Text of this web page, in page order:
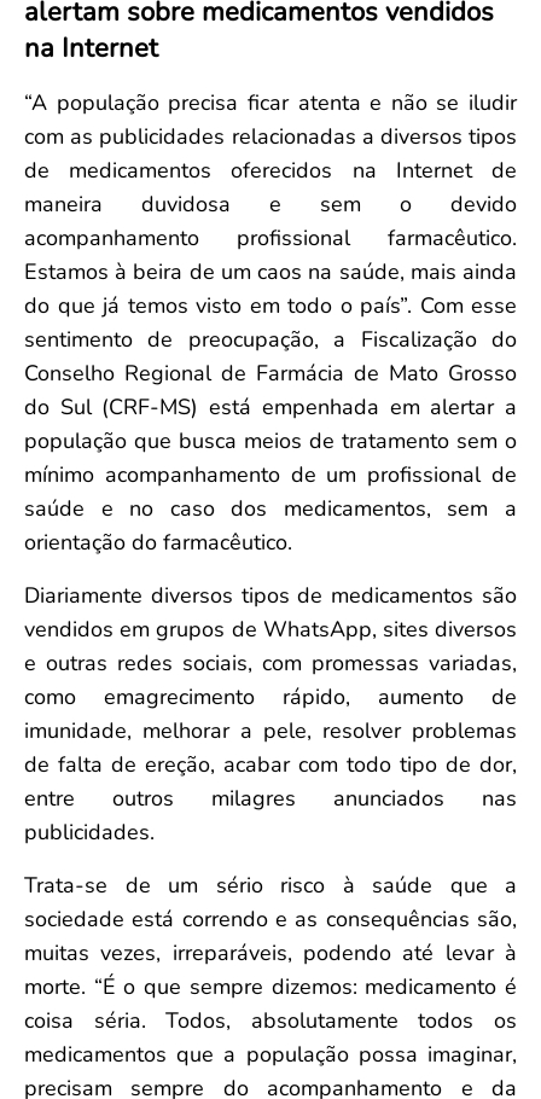
Convenção Coletiva 2025/2026 – Piso salarial Farmácias e Drogaria
Consulta de Farmacêuticos e Estabelecimentos Inscritos no CRF/MS
Saúde Pública e Indígena
Calendário Eleitoral
Candidatos
Votação
Dúvidas Frequentes
Eleições Anteriores
alertam sobre medicamentos vendidos
na Internet
“A população precisa ficar atenta e não se iludir
com as publicidades relacionadas a diversos tipos
de medicamentos oferecidos na Internet de
maneira duvidosa e sem o devido
acompanhamento profissional farmacêutico.
Estamos à beira de um caos na saúde, mais ainda
do que já temos visto em todo o país”. Com esse
sentimento de preocupação, a Fiscalização do
Conselho Regional de Farmácia de Mato Grosso
do Sul (CRF-MS) está empenhada em alertar a
população que busca meios de tratamento sem o
mínimo acompanhamento de um profissional de
saúde e no caso dos medicamentos, sem a
orientação do farmacêutico.
Diariamente diversos tipos de medicamentos são
vendidos em grupos de WhatsApp, sites diversos
e outras redes sociais, com promessas variadas,
como emagrecimento rápido, aumento de
imunidade, melhorar a pele, resolver problemas
de falta de ereção, acabar com todo tipo de dor,
entre outros milagres anunciados nas
publicidades.
Trata-se de um sério risco à saúde que a
sociedade está correndo e as consequências são,
muitas vezes, irreparáveis, podendo até levar à
morte. “É o que sempre dizemos: medicamento é
coisa séria. Todos, absolutamente todos os
medicamentos que a população possa imaginar,
precisam sempre do acompanhamento e da